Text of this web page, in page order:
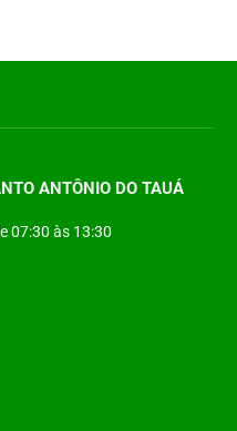
ANTÔNIO DO TAUÁ
07:30 às 13:30